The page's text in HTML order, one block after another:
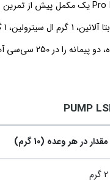
مقدار در هر وعده (10 گرم)
2 گرم